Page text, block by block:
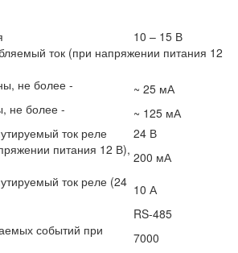
10 – 15 В
ток (при напряжении питания 12
не более -
~ 25 мА
не более -
~ 125 мА
ток реле
24 В
питания 12 В), 200 мА
ток реле (24 10 А
RS-485
событий при
7000